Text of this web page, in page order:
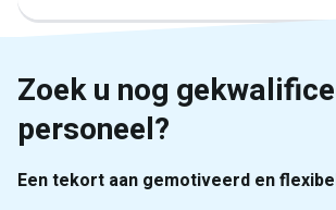
Zoek u nog
personeel?
Een tekort aan gemotiveerd en